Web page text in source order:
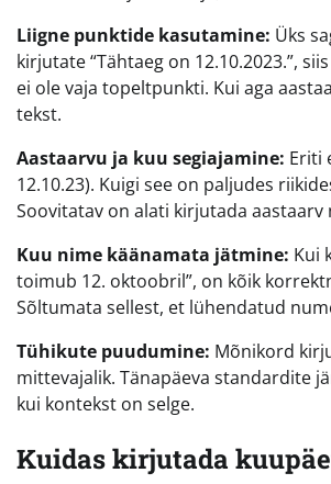
Liigne punktide kasutamine: Üks
kirjutate “Tähtaeg on 12.10.2023.”,
ei ole vaja topeltpunkti. Kui aga
tekst.
Aastaarvu ja kuu segiajamine: Eriti
12.10.23). Kuigi see on paljudes
Soovitatav on alati kirjutada
Kuu nime käänamata jätmine: Kui
toimub 12. oktoobril”, on kõik
Sõltumata sellest, et lühendatud
Tühikute puudumine: Mõnikord
mittevajalik. Tänapäeva standardite
kui kontekst on selge.
Kuidas kirjutada